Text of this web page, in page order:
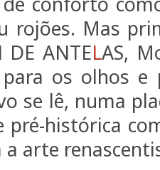
rojões. Mas
ANTELAS,
os olhos e
se lê, numa
pré-histórica
a arte